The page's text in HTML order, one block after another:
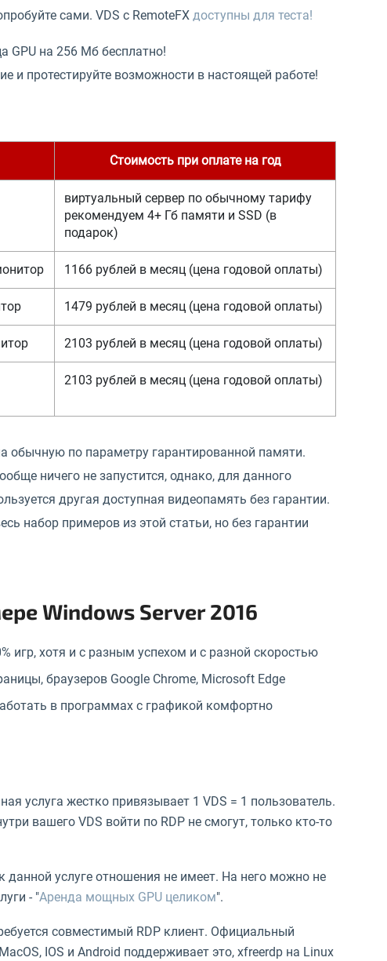
сами. VDS с RemoteFX доступны для теста!
GPU на 256 Мб бесплатно!
и протестируйте возможности в настоящей работе!
Стоимость при оплате на год
виртуальный сервер по обычному тарифу
рекомендуем 4+ Гб памяти и SSD (в
подарок)
1166 рублей в месяц (цена годовой оплаты)
1479 рублей в месяц (цена годовой оплаты)
2103 рублей в месяц (цена годовой оплаты)
2103 рублей в месяц (цена годовой оплаты)
обычную по параметру гарантированной памяти.
ничего не запустится, однако, для данного
другая доступная видеопамять без гарантии.
набор примеров из этой статьи, но без гарантии
Windows Server 2016
игр, хотя и с разным успехом и с разной скоростью
браузеров Google Chrome, Microsoft Edge
в программах с графикой комфортно
услуга жестко привязывает 1 VDS = 1 пользователь.
вашего VDS войти по RDP не смогут, только кто-то
данной услуге отношения не имеет. На него можно не
- "Аренда мощных GPU целиком".
совместимый RDP клиент. Официальный
IOS и Android поддерживает это, xfreerdp на Linux